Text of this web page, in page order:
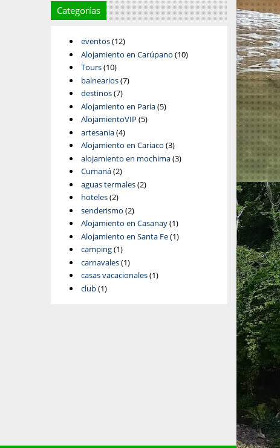
Categorías
eventos(12)
Alojamiento en Carúpano (10)
Tours(10)
balnearios(7)
destinos(7)
Alojamiento en Paria(5)
AlojamientoVIP (5)
artesania(4)
Alojamiento en Cariaco (3)
alojamiento en mochima(3)
Cumaná(2)
aguas termales(2)
hoteles(2)
senderismo (2)
Alojamiento en Casanay(1)
Alojamiento en Santa Fe(1)
camping(1)
carnavales(1)
casas vacacionales(1)
club(1)